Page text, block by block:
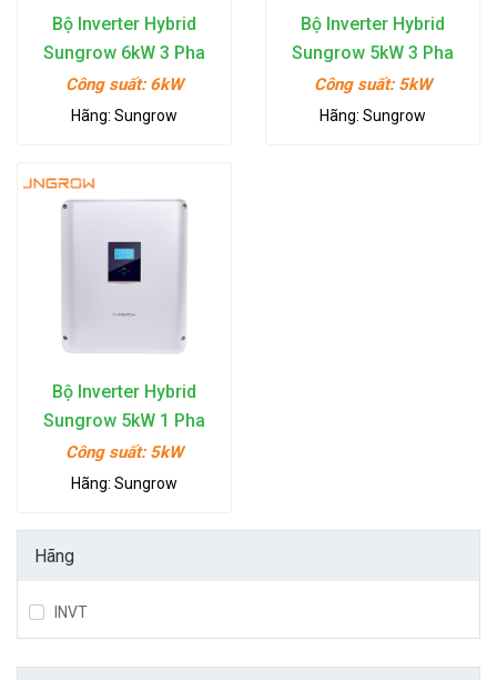
Bộ Inverter Hybrid
Sungrow 6kW 3 Pha
380V
Công suất: 6kW
Hãng: Sungrow
Bộ Inverter Hybrid
Sungrow 5kW 3 Pha
380V
Công suất: 5kW
Hãng: Sungrow
Bộ Inverter Hybrid
Sungrow 5kW 1 Pha
220V
Công suất: 5kW
Hãng: Sungrow
Hãng
INVT